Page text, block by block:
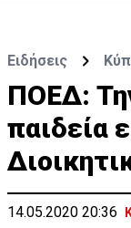
Ειδήσεις
ΠΟΕΔ:
παιδεία
14.05.2020 20:36